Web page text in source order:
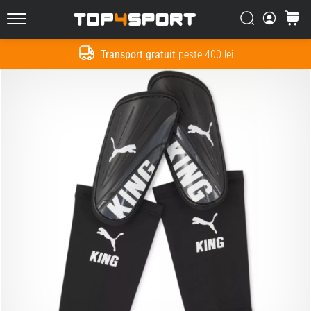
Transport gratuitpeste 400 lei
Top4Sport.ro Căutare
Cos